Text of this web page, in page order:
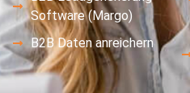
Software (Margo)
B2B Daten anreichern